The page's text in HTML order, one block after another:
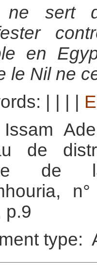
ne sert
en
le Nil ne
Issam
de
de
p.9
type: